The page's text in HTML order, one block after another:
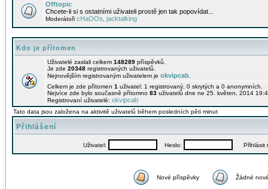
Offtopic
Chcete-li si s ostatními uživateli prostě jen tak popovídat...
Moderátoři cHaOOs jacktalking
Kdo je přítomen
Uživatelé zaslali celkem 148289 příspěvků.
Je zde 20348 registrovaných uživatelů.
Nejnovějším registrovaným uživatelem je okvipcab
Celkem je zde přítomen 1 uživatel: 1 registrovaný, 0 skrytých a 0
Nejvíce zde bylo současně přítomno 83 uživatelů dne ne 25. květen, 2014
Registrovaní uživatelé: okvipcab
Tato data jsou založena na aktivitě uživatelů během posledních pěti minut
Přihlášení
Uživatel: Heslo: Přihlásit
Nové příspěvky Žádné